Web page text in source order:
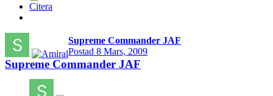
Citera
Supreme Commander JAF
Postad 8 Mars, 2009
Supreme Commander JAF